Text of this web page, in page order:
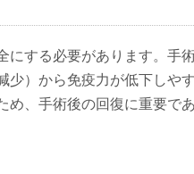
する必要があります。手
）から免疫力が低下しや
め、手術後の回復に重要で